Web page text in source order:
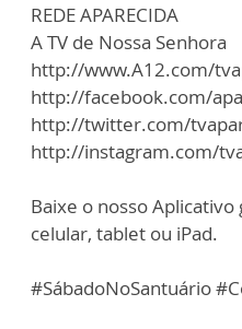
REDE APARECIDA
A TV de Nossa Senhora
http://www.A12.com/
http://facebook.com/
http://twitter.com/
http://instagram.com/
Baixe o nosso
celular, tablet ou iPad.
#SábadoNoSantuário